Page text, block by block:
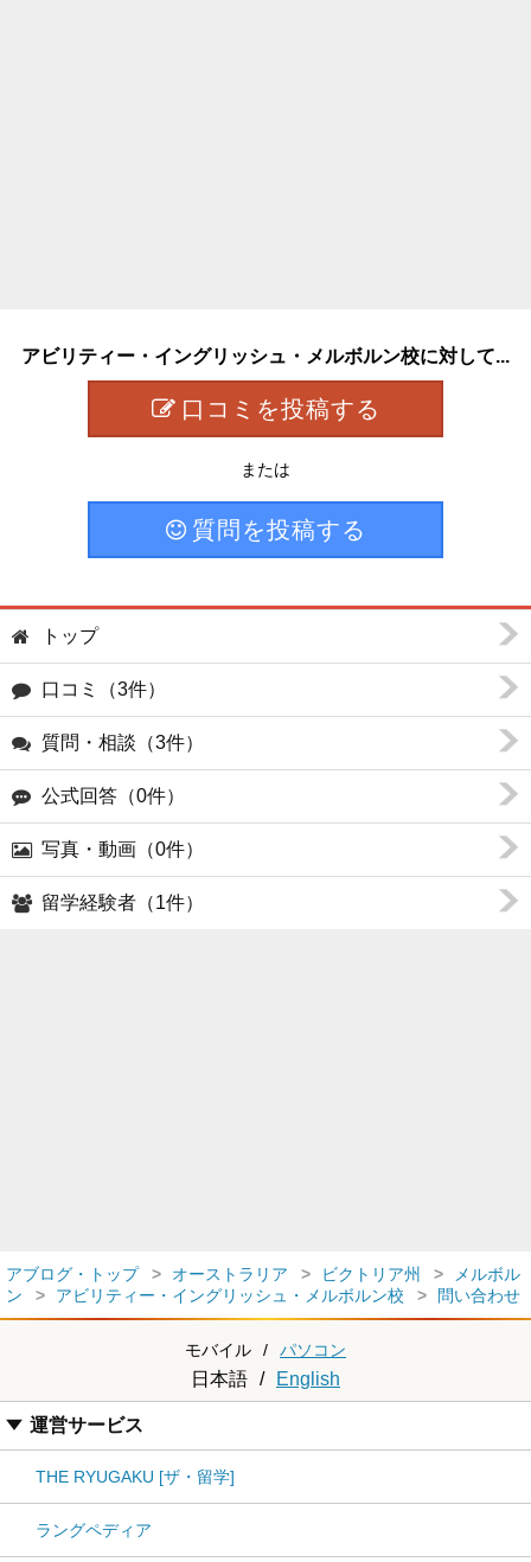
アビリティー・イングリッシュ・メルボルン校に対して...
口コミを投稿する
または
質問を投稿する
トップ
口コミ（3件）
質問・相談（3件）
公式回答（0件）
写真・動画（0件）
留学経験者（1件）
アブログ・トップ オーストラリア ビクトリア州
メルボル
ン
アビリティー・イングリッシュ・メルボルン校 問い合わせ
モバイル / パソコン
日本語 / English
運営サービス
THE RYUGAKU [ザ・留学]
ラングペディア